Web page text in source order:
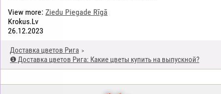
Доставка цветов Рига
❶ Доставка цветов Рига: Какие цветы купить на выпускной?
View more: Ziedu Piegade Rīgā
Krokus.Lv
26.12.2023